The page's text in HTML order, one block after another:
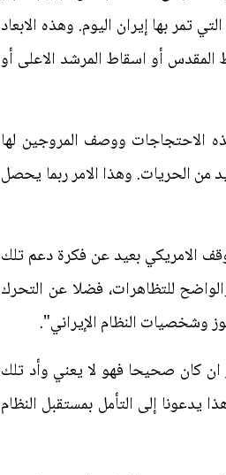
تمر بها إيران اليوم. وهذه الابعاد
أو اسقاط المرشد الاعلى أو
الاحتجاجات ووصف المروجين لها
من الحريات. وهذا الامر ربما يحصل
تدعونا إلى التفكير بمستقبل هذا النظام السياسي، ففي العام 2009 كان الموقف الامريكي بعيد عن فكرة دعم تلك
للتظاهرات، فضلا عن التحرك
وشخصيات النظام الإيراني".
ان كان صحيحا فهو لا يعني وأد تلك
يدعونا إلى التأمل بمستقبل النظام